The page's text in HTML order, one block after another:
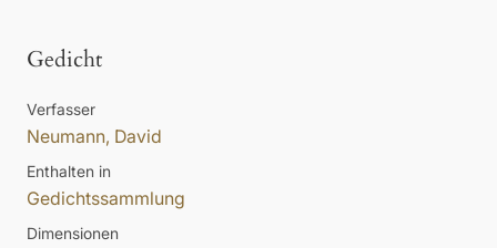
Gedicht
Verfasser
Neumann, David
Enthalten in
Gedichtssammlung
Dimensionen